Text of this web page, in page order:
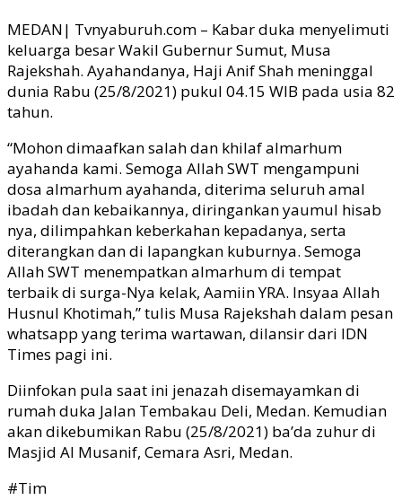
MEDAN| Tvnyaburuh.com – Kabar duka menyelimuti
keluarga besar Wakil Gubernur Sumut, Musa
Rajekshah. Ayahandanya, Haji Anif Shah meninggal
dunia Rabu (25/8/2021) pukul 04.15 WIB pada usia 82
tahun.
“Mohon dimaafkan salah dan khilaf almarhum
ayahanda kami. Semoga Allah SWT mengampuni
dosa almarhum ayahanda, diterima seluruh amal
ibadah dan kebaikannya, diringankan yaumul hisab
nya, dilimpahkan keberkahan kepadanya, serta
diterangkan dan di lapangkan kuburnya. Semoga
Allah SWT menempatkan almarhum di tempat
terbaik di surga-Nya kelak, Aamiin YRA. Insyaa Allah
Husnul Khotimah,” tulis Musa Rajekshah dalam pesan
whatsapp yang terima wartawan, dilansir dari IDN
Times pagi ini.
Diinfokan pula saat ini jenazah disemayamkan di
rumah duka Jalan Tembakau Deli, Medan. Kemudian
akan dikebumikan Rabu (25/8/2021) ba’da zuhur di
Masjid Al Musanif, Cemara Asri, Medan.
#Tim